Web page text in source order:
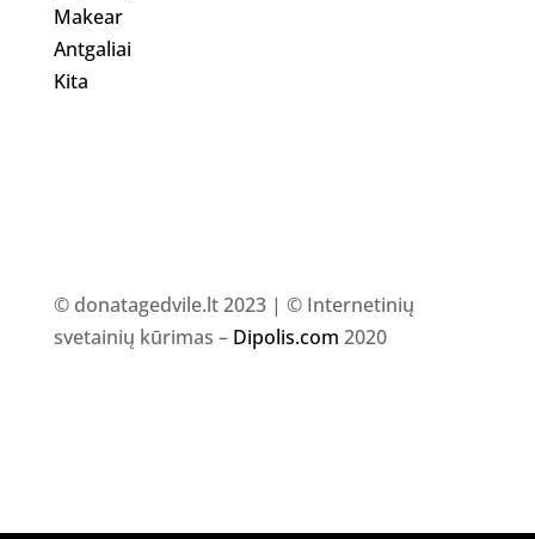
Makear
Antgaliai
Kita
© donatagedvile.lt 2023 | © Internetinių
svetainių kūrimas – Dipolis.com 2020